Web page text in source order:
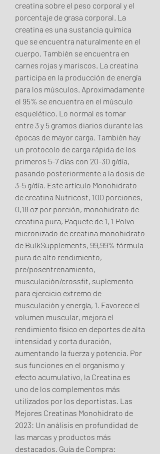
creatina sobre el peso corporal y el
porcentaje de grasa corporal. La
creatina es una sustancia química
que se encuentra naturalmente en el
cuerpo. También se encuentra en
carnes rojas y mariscos. La creatina
participa en la producción de energía
para los músculos. Aproximadamente
el 95% se encuentra en el músculo
esquelético. Lo normal es tomar
entre 3 y 5 gramos diarios durante las
épocas de mayor carga. También hay
un protocolo de carga rápida de los
primeros 5-7 días con 20-30 g/día,
pasando posteriormente a la dosis de
3-5 g/día. Este artículo Monohidrato
de creatina Nutricost, 100 porciones,
0,18 oz por porción, monohidrato de
creatina pura, Paquete de 1, 1 Polvo
micronizado de creatina monohidrato
de BulkSupplements, 99,99% fórmula
pura de alto rendimiento,
pre/posentrenamiento,
musculación/crossfit, suplemento
para ejercicio extremo de
musculación y energía, 1. Favorece el
volumen muscular, mejora el
rendimiento físico en deportes de alta
intensidad y corta duración,
aumentando la fuerza y potencia. Por
sus funciones en el organismo y
efecto acumulativo, la Creatina es
uno de los complementos más
utilizados por los deportistas. Las
Mejores Creatinas Monohidrato de
2023: Un análisis en profundidad de
las marcas y productos más
destacados. Guía de Compra: